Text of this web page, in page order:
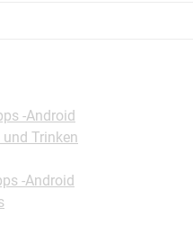
-Android
Trinken
-Android